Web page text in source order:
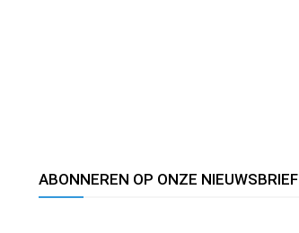
ABONNEREN OP ONZE NIEUWSBRIEF